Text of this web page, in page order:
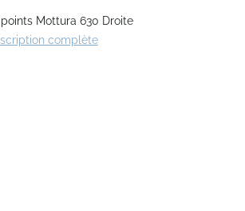
Mottura 630 Droite
complète